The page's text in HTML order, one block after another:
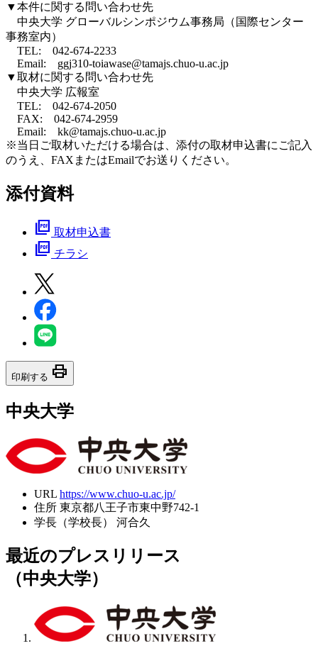
▼本件に関する問い合わせ先
中央大学 グローバルシンポジウム事務局（国際センター
事務室内）
TEL: 042-674-2233
Email: ggj310-toiawase@tamajs.chuo-u.ac.jp
▼取材に関する問い合わせ先
中央大学 広報室
TEL: 042-674-2050
FAX: 042-674-2959
Email: kk@tamajs.chuo-u.ac.jp
※当日ご取材いただける場合は、添付の取材申込書にご記入
のうえ、FAXまたはEmailでお送りください。
添付資料
picture_as_pdf 取材申込書
picture_as_pdf チラシ
印刷する print
中央大学
URL https://www.chuo-u.ac.jp/
住所 東京都八王子市東中野742-1
学長（学校長）
河合久
最近のプレスリリース
（中央大学）